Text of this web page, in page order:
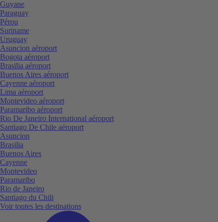
Guyane
Paraguay
Pérou
Suriname
Uruguay
Asuncion aéroport
Bogota aéroport
Brasilia aéroport
Buenos Aires aéroport
Cayenne aéroport
Lima aéroport
Montevideo aéroport
Paramaribo aéroport
Rio De Janeiro International aéroport
Santiago De Chile aéroport
Asuncion
Brasilia
Buenos Aires
Cayenne
Montevideo
Paramaribo
Rio de Janeiro
Santiago du Chili
Voir toutes les destinations